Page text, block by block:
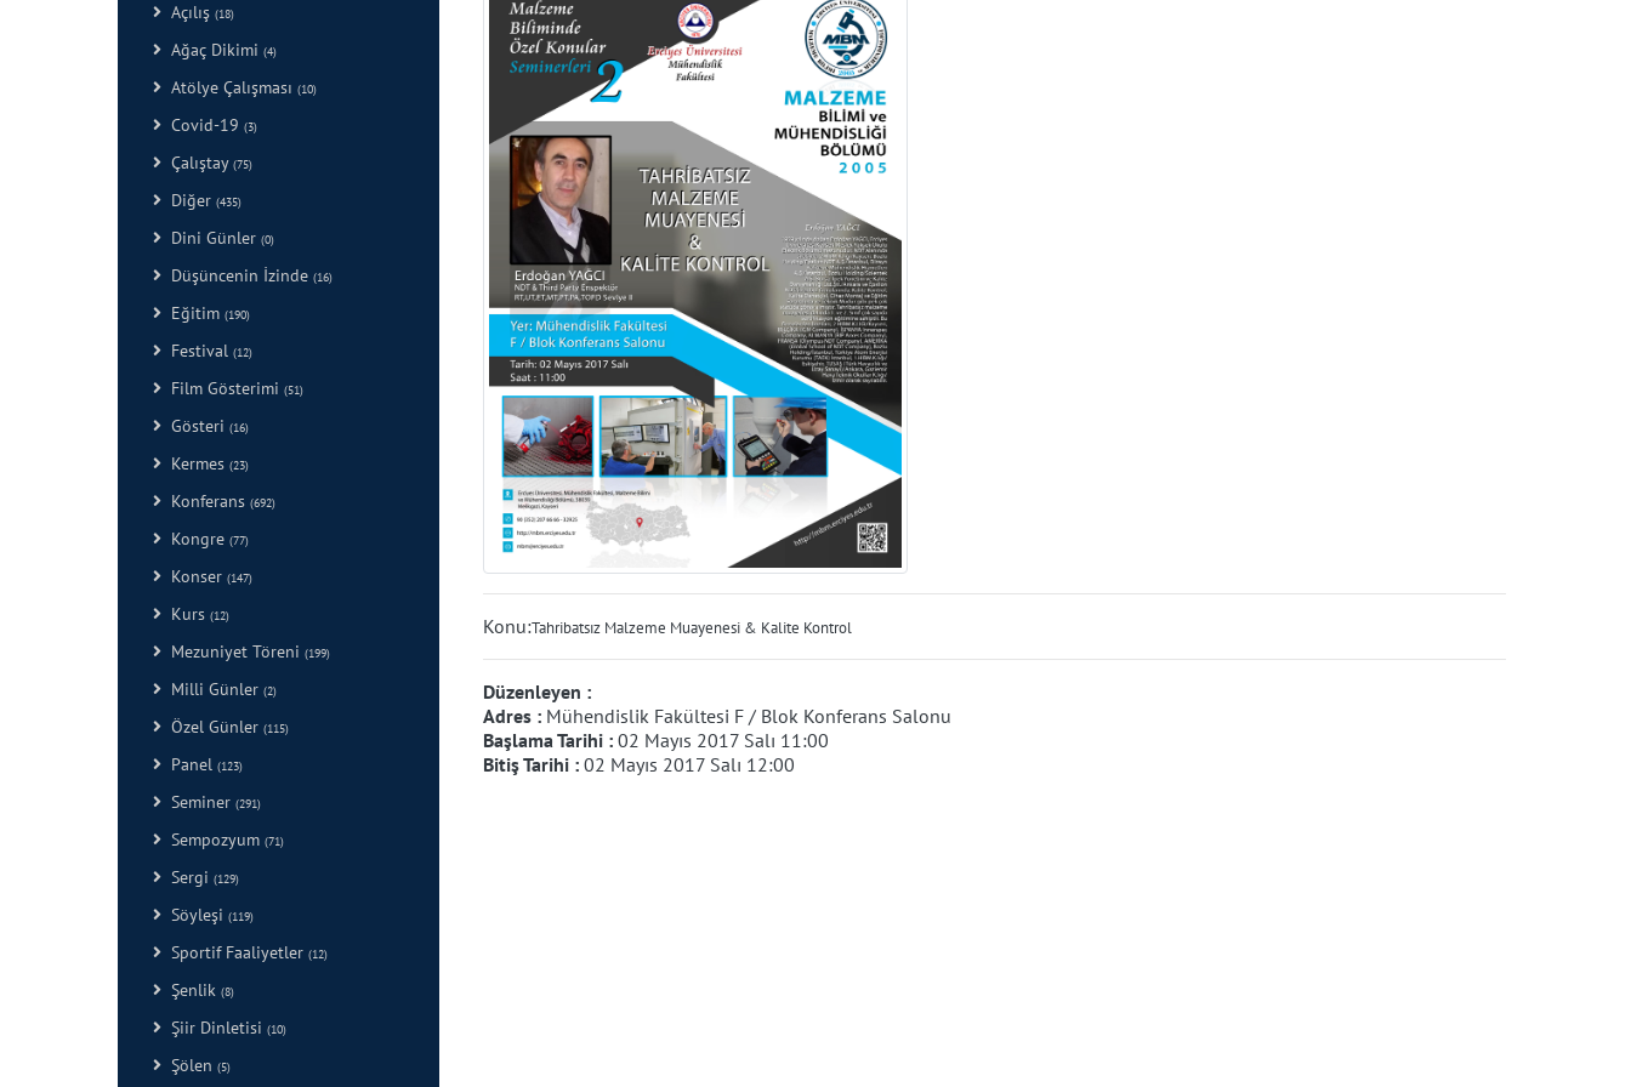
Açılış (18)
Ağaç Dikimi (4)
Atölye Çalışması (10)
Covid-19 (3)
Çalıştay (75)
Diğer (435)
Dini Günler (0)
Düşüncenin İzinde (16)
Eğitim (190)
Festival (12)
Film Gösterimi (51)
Gösteri (16)
Kermes (23)
Konferans (692)
Kongre (77)
Konser (147)
Kurs (12)
Mezuniyet Töreni (199)
Milli Günler (2)
Özel Günler (115)
Panel (123)
Seminer (291)
Sempozyum (71)
Sergi (129)
Söyleşi (119)
Sportif Faaliyetler (12)
Şenlik (8)
Şiir Dinletisi (10)
Şölen (5)
Konu:Tahribatsız Malzeme Muayenesi & Kalite Kontrol
Düzenleyen :
Adres : Mühendislik Fakültesi F / Blok Konferans Salonu
Başlama Tarihi : 02 Mayıs 2017 Salı 11:00
Bitiş Tarihi : 02 Mayıs 2017 Salı 12:00